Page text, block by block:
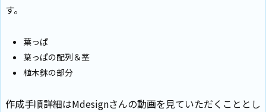
す。
葉っぱ
葉っぱの配列＆茎
植木鉢の部分
作成手順詳細はMdesignさんの動画を見ていただくこととし